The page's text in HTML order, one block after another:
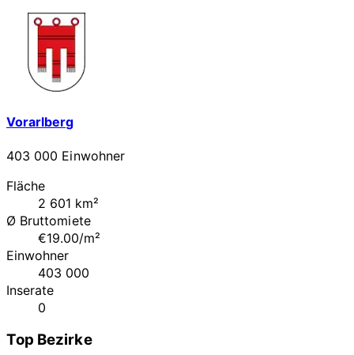
Vorarlberg
403 000 Einwohner
Fläche
2 601 km²
Ø Bruttomiete
€19.00/m²
Einwohner
403 000
Inserate
0
Top Bezirke